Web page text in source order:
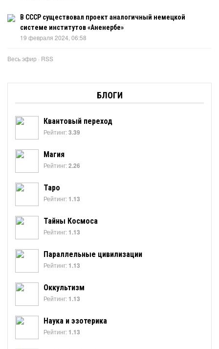
В СССР существовал проект аналогичный немецкой
системе институтов «Аненербе»
19 февраля 2024, 06:58
Весь эфир · RSS
БЛОГИ
Квантовый переход
Рейтинг:3.39
Магия
Рейтинг:2.26
Таро
Рейтинг: 1.13
Тайны Космоса
Рейтинг: 1.13
Параллельные цивилизации
Рейтинг: 1.13
Оккультизм
Рейтинг: 1.13
Наука и эзотерика
Рейтинг: 1.13